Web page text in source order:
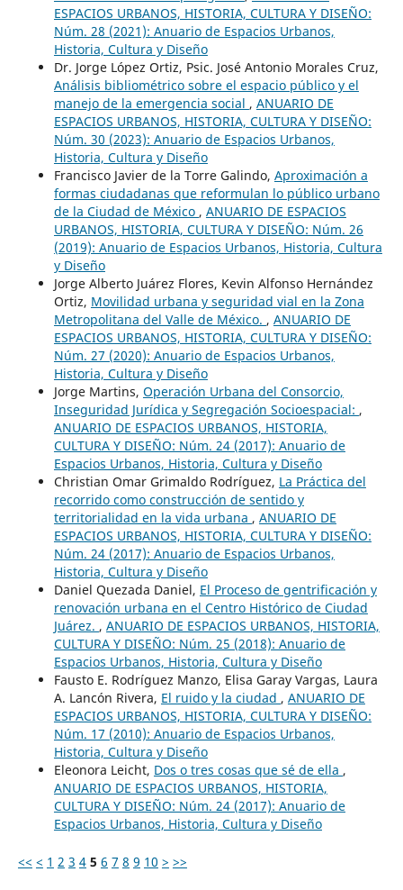
ESPACIOS URBANOS, HISTORIA, CULTURA Y DISEÑO:
Núm. 28 (2021): Anuario de Espacios Urbanos,
Historia, Cultura y Diseño
Dr. Jorge López Ortiz, Psic. José Antonio Morales Cruz,
Análisis bibliométrico sobre el espacio público y el
manejo de la emergencia social , ANUARIO DE
ESPACIOS URBANOS, HISTORIA, CULTURA Y DISEÑO:
Núm. 30 (2023): Anuario de Espacios Urbanos,
Historia, Cultura y Diseño
Francisco Javier de la Torre Galindo, Aproximación a
formas ciudadanas que reformulan lo público urbano
de la Ciudad de México , ANUARIO DE ESPACIOS
URBANOS, HISTORIA, CULTURA Y DISEÑO: Núm. 26
(2019): Anuario de Espacios Urbanos, Historia, Cultura
y Diseño
Jorge Alberto Juárez Flores, Kevin Alfonso Hernández
Ortiz, Movilidad urbana y seguridad vial en la Zona
Metropolitana del Valle de México. , ANUARIO DE
ESPACIOS URBANOS, HISTORIA, CULTURA Y DISEÑO:
Núm. 27 (2020): Anuario de Espacios Urbanos,
Historia, Cultura y Diseño
Jorge Martins, Operación Urbana del Consorcio,
Inseguridad Jurídica y Segregación Socioespacial: ,
ANUARIO DE ESPACIOS URBANOS, HISTORIA,
CULTURA Y DISEÑO: Núm. 24 (2017): Anuario de
Espacios Urbanos, Historia, Cultura y Diseño
Christian Omar Grimaldo Rodríguez, La Práctica del
recorrido como construcción de sentido y
territorialidad en la vida urbana , ANUARIO DE
ESPACIOS URBANOS, HISTORIA, CULTURA Y DISEÑO:
Núm. 24 (2017): Anuario de Espacios Urbanos,
Historia, Cultura y Diseño
Daniel Quezada Daniel, El Proceso de gentrificación y
renovación urbana en el Centro Histórico de Ciudad
Juárez. , ANUARIO DE ESPACIOS URBANOS, HISTORIA,
CULTURA Y DISEÑO: Núm. 25 (2018): Anuario de
Espacios Urbanos, Historia, Cultura y Diseño
Fausto E. Rodríguez Manzo, Elisa Garay Vargas, Laura
A. Lancón Rivera, El ruido y la ciudad , ANUARIO DE
ESPACIOS URBANOS, HISTORIA, CULTURA Y DISEÑO:
Núm. 17 (2010): Anuario de Espacios Urbanos,
Historia, Cultura y Diseño
Eleonora Leicht, Dos o tres cosas que sé de ella ,
ANUARIO DE ESPACIOS URBANOS, HISTORIA,
CULTURA Y DISEÑO: Núm. 24 (2017): Anuario de
Espacios Urbanos, Historia, Cultura y Diseño
<< < 1 2 3 4 5 6 7 8 9 10 > >>